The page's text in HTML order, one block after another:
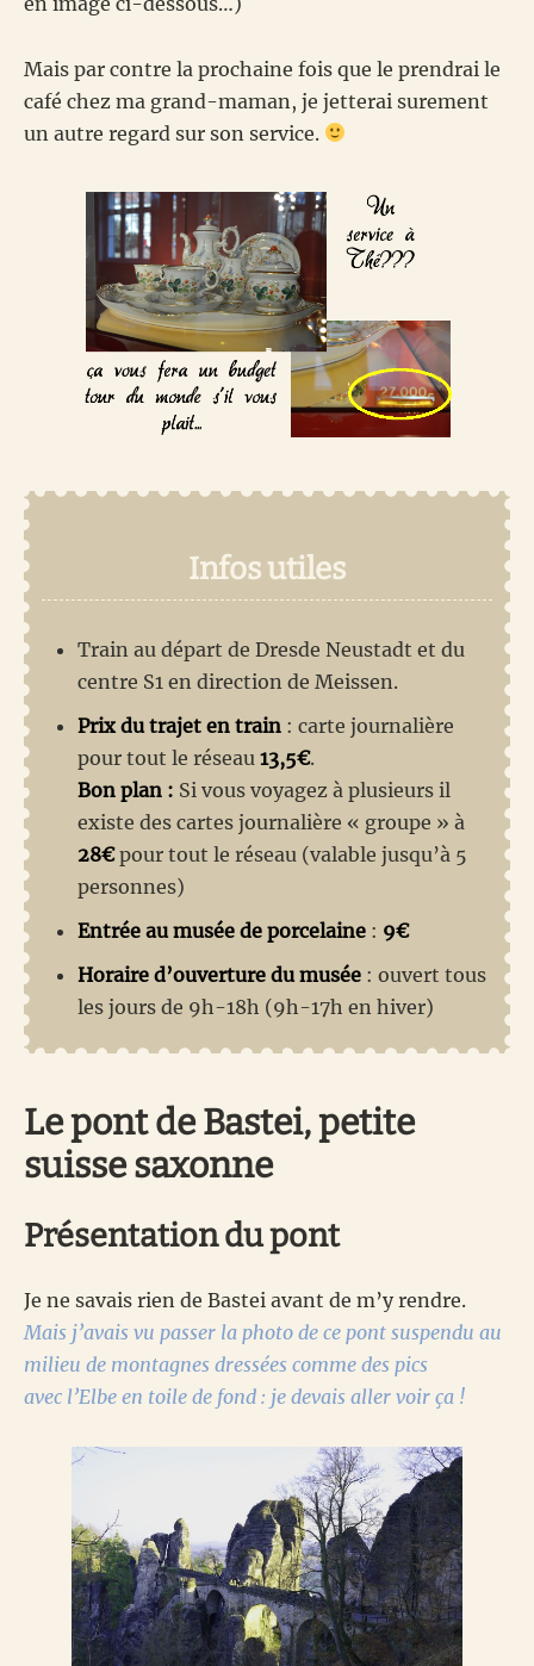
Mais par contre la prochaine fois que le prendrai le
café chez ma grand-maman, je jetterai surement
un autre regard sur son service.
Infos utiles
Train au départ de Dresde Neustadt et du
centre S1 en direction de Meissen.
Prix du trajet en train : carte journalière
pour tout le réseau 13,5€.
Bon plan : Si vous voyagez à plusieurs il
existe des cartes journalière « groupe » à
28€pour tout le réseau (valable jusqu’à 5
personnes)
Entrée au musée de porcelaine : 9€
Horaire d’ouverture du musée : ouvert tous
les jours de 9h-18h (9h-17h en hiver)
Le pont de Bastei, petite
suisse saxonne
Présentation du pont
Je ne savais rien de Bastei avant de m’y rendre.
Mais j’avais vu passer la photo de ce pont suspendu au
milieu de montagnes dressées comme des pics
avec l’Elbe en toile de fond : je devais aller voir ça !